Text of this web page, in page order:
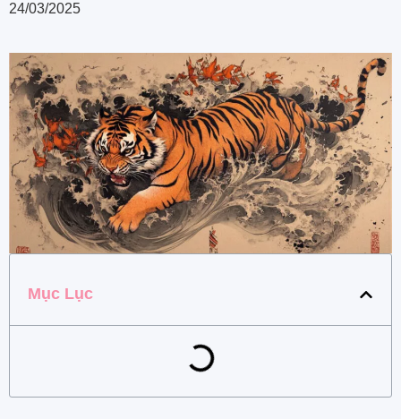
24/03/2025
Mục Lục